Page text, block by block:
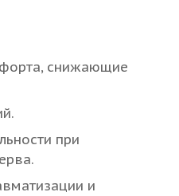
снижающие
при
и